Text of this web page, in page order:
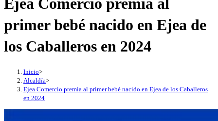
web
Ejea Comercio premia al
primer bebé nacido en Ejea de
los Caballeros en 2024
Inicio>
Alcaldía>
Ejea Comercio premia al primer bebé nacido en Ejea de los Caballeros
en 2024